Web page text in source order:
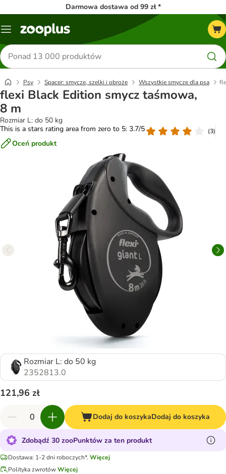
Darmowa dostawa od 99 zł *
Menu
Szukaj
produktów
Psy Spacer: smycze, szelki i obroże Wszystkie smycze dla psa
flexi Black Edition smycz taśmowa,
8 m
Rozmiar L: do 50 kg
This is a stars rating area from zero to 5: 3.7/5
(3)
Oceń produkt
Rozmiar L: do 50 kg
2352813.0
121,96 zł
Dodaj do koszykaDodaj do koszyka
Zdobądź 30 zooPunktów za ten produkt
Dostawa: 1-2 dni roboczych*. Więcej
Polityka zwrotówWięcej